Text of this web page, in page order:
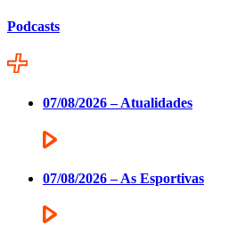
Podcasts
07/08/2026 – Atualidades
07/08/2026 – As Esportivas